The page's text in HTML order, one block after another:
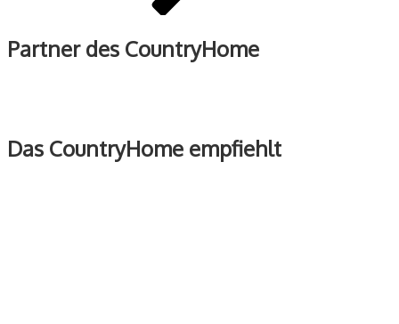
Partner des CountryHome
Das CountryHome empfiehlt